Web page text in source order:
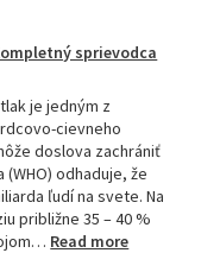
sprievodca
je jedným z
cievneho
doslova zachrániť
odhaduje, že
ľudí na svete. Na
približne 35 – 40 %
Read more: